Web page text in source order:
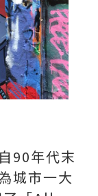
90年代末
城市一大